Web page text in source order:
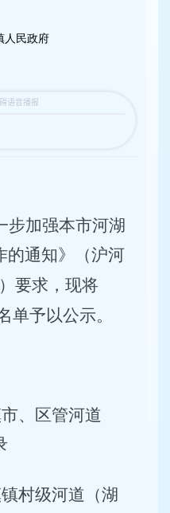
人民政府
步加强本市河湖
的通知》（沪河
要求，现将
单予以公示。
市、区管河道
镇村级河道（湖